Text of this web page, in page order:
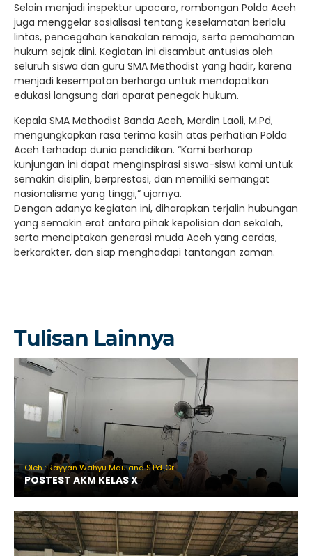
Selain menjadi inspektur upacara, rombongan Polda Aceh
juga menggelar sosialisasi tentang keselamatan berlalu
lintas, pencegahan kenakalan remaja, serta pemahaman
hukum sejak dini. Kegiatan ini disambut antusias oleh
seluruh siswa dan guru SMA Methodist yang hadir, karena
menjadi kesempatan berharga untuk mendapatkan
edukasi langsung dari aparat penegak hukum.
Kepala SMA Methodist Banda Aceh, Mardin Laoli, M.Pd,
mengungkapkan rasa terima kasih atas perhatian Polda
Aceh terhadap dunia pendidikan. “Kami berharap
kunjungan ini dapat menginspirasi siswa-siswi kami untuk
semakin disiplin, berprestasi, dan memiliki semangat
nasionalisme yang tinggi,” ujarnya.
Dengan adanya kegiatan ini, diharapkan terjalin hubungan
yang semakin erat antara pihak kepolisian dan sekolah,
serta menciptakan generasi muda Aceh yang cerdas,
berkarakter, dan siap menghadapi tantangan zaman.
Tulisan Lainnya
Oleh : Rayyan Wahyu Maulana S.Pd.,Gr
POSTEST AKM KELAS X